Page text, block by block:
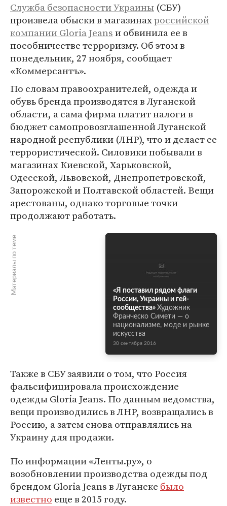
Служба безопасности Украины (СБУ)
произвела обыски в магазинахроссийской
компании Gloria Jeansи обвинила ее в
пособничестве терроризму. Об этом в
понедельник, 27 ноября, сообщает
«Коммерсантъ».
По словам правоохранителей, одежда и
обувь бренда производятся в Луганской
области, а сама фирма платит налоги в
бюджет самопровозглашенной Луганской
народной республики (ЛНР), что и делает ее
террористической. Силовики побывали в
магазинах Киевской, Харьковской,
Одесской, Львовской, Днепропетровской,
Запорожской и Полтавской областей. Вещи
арестованы, однако торговые точки
продолжают работать.
Материалы по теме
«Я поставил рядом флаги
России, Украины и гей-
сообщества» Художник
Франческо Симети — о
национализме, моде и рынке
искусства
30 сентября 2016
Также в СБУ заявили о том, что Россия
фальсифицировала происхождение
одежды Gloria Jeans. По данным ведомства,
вещи производились в ЛНР, возвращались в
Россию, а затем снова отправлялись на
Украину для продажи.
По информации «Ленты.ру», о
возобновлении производства одежды под
брендом Gloria Jeans в Луганске было
известно еще в 2015 году.